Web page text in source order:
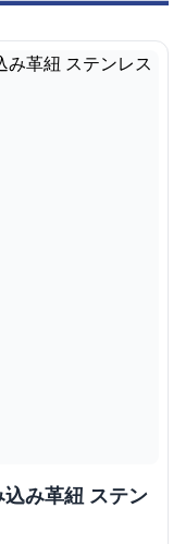
み革紐 ステン